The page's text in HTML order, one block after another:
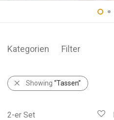
Kategorien Filter
Showing “Tassen”
2-er Set